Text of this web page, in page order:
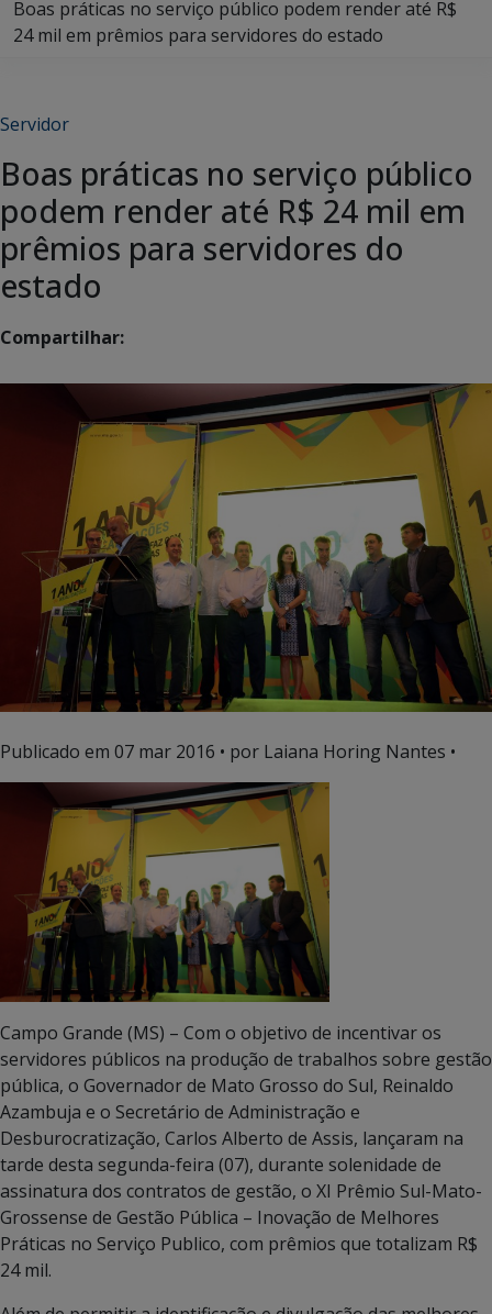
Boas práticas no serviço público podem render até R$
24 mil em prêmios para servidores do estado
Servidor
Boas práticas no serviço público
podem render até R$ 24 mil em
prêmios para servidores do
estado
Compartilhar:
Publicado em 07 mar 2016 • por Laiana Horing Nantes •
Campo Grande (MS) – Com o objetivo de incentivar os
servidores públicos na produção de trabalhos sobre gestão
pública, o Governador de Mato Grosso do Sul, Reinaldo
Azambuja e o Secretário de Administração e
Desburocratização, Carlos Alberto de Assis, lançaram na
tarde desta segunda-feira (07), durante solenidade de
assinatura dos contratos de gestão, o XI Prêmio Sul-Mato-
Grossense de Gestão Pública – Inovação de Melhores
Práticas no Serviço Publico, com prêmios que totalizam R$
24 mil.